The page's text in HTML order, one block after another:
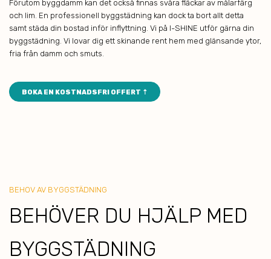
Förutom byggdamm kan det också finnas svåra fläckar av målarfärg
och lim. En professionell byggstädning kan dock ta bort allt detta
samt städa din bostad inför inflyttning. Vi på I-SHINE utför gärna din
byggstädning. Vi lovar dig ett skinande rent hem med glänsande ytor,
fria från damm och smuts.
BOKA EN KOSTNADSFRI OFFERT ⇡
BEHOV AV BYGGSTÄDNING
B EHÖVER DU HJÄLP MED
BYGGSTÄDNING